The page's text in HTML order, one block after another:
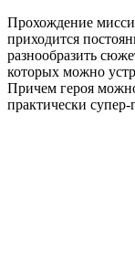
Прохождение
приходится
разнообразить
которых можно
Причем героя
практически